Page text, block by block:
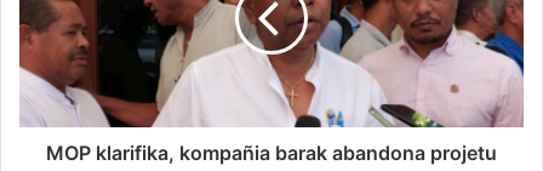
MOP klarifika, kompañia barak abandona projetu